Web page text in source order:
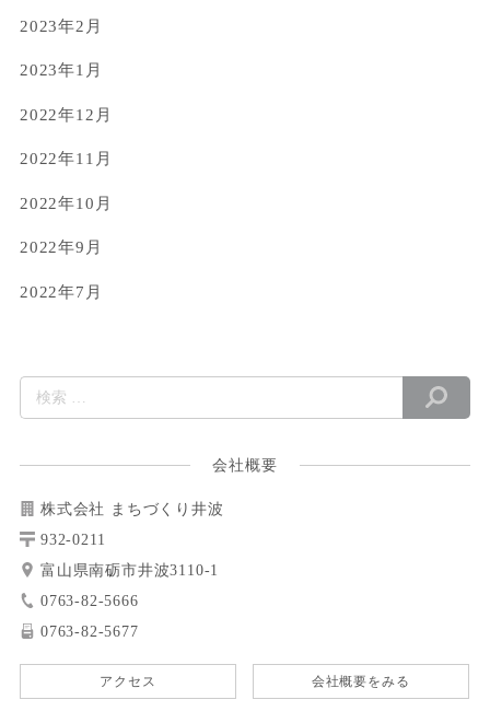
2023年2月
2023年1月
2022年12月
2022年11月
2022年10月
2022年9月
2022年7月
会社概要
株式会社 まちづくり井波
932-0211
富山県南砺市井波3110-1
0763-82-5666
0763-82-5677
アクセス 会社概要をみる